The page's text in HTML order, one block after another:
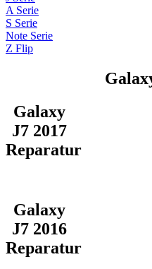
A Serie
S Serie
Note Serie
Z Flip
Galaxy
J7 2017
Reparatur
Galaxy
J7 2016
Reparatur